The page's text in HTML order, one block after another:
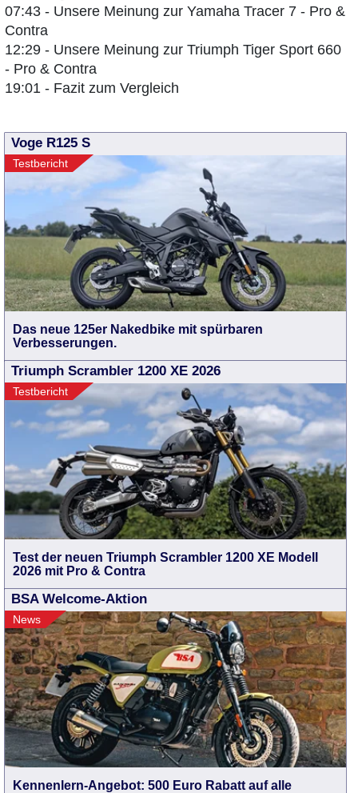
07:43 - Unsere Meinung zur Yamaha Tracer 7 - Pro &
Contra
12:29 - Unsere Meinung zur Triumph Tiger Sport 660
- Pro & Contra
19:01 - Fazit zum Vergleich
Voge R125 S
Testbericht
Das neue 125er Nakedbike mit spürbaren
Verbesserungen.
Triumph Scrambler 1200 XE 2026
Testbericht
Test der neuen Triumph Scrambler 1200 XE Modell
2026 mit Pro & Contra
BSA Welcome-Aktion
News
Kennenlern-Angebot: 500 Euro Rabatt auf alle